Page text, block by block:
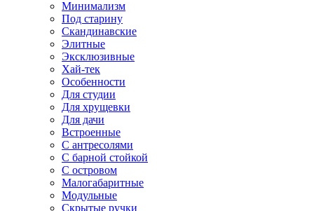
Минимализм
Под старину
Скандинавские
Элитные
Эксклюзивные
Хай-тек
Особенности
Для студии
Для хрущевки
Для дачи
Встроенные
С антресолями
С барной стойкой
С островом
Малогабаритные
Модульные
Скрытые ручки